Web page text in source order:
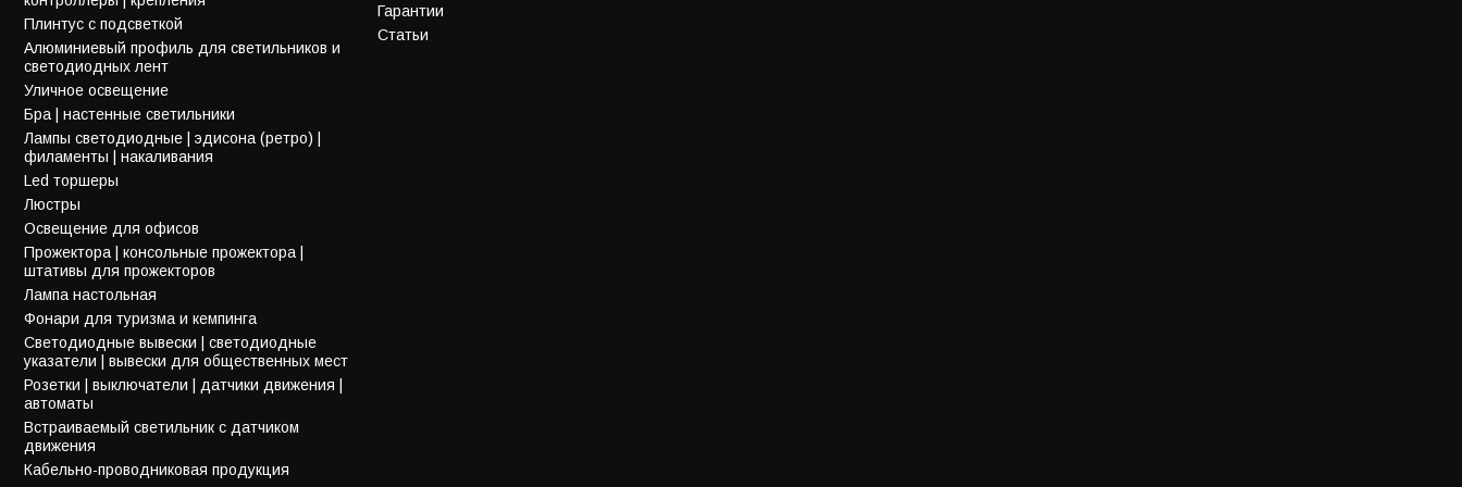
Плинтус с подсветкой
Алюминиевый профиль для светильников и
светодиодных лент
Уличное освещение
Бра | настенные светильники
Лампы светодиодные | эдисона (ретро) |
филаменты | накаливания
Led торшеры
Люстры
Освещение для офисов
Прожектора | консольные прожектора |
штативы для прожекторов
Лампа настольная
Фонари для туризма и кемпинга
Светодиодные вывески | светодиодные
указатели | вывески для общественных мест
Розетки | выключатели | датчики движения |
автоматы
Встраиваемый светильник с датчиком
движения
Кабельно-проводниковая продукция
Гарантии
Статьи